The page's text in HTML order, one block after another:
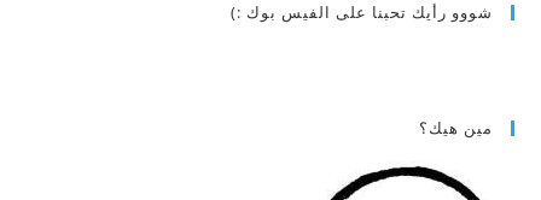
شووو رأيك تحبنا على الفيس بوك :)
مين هيك؟